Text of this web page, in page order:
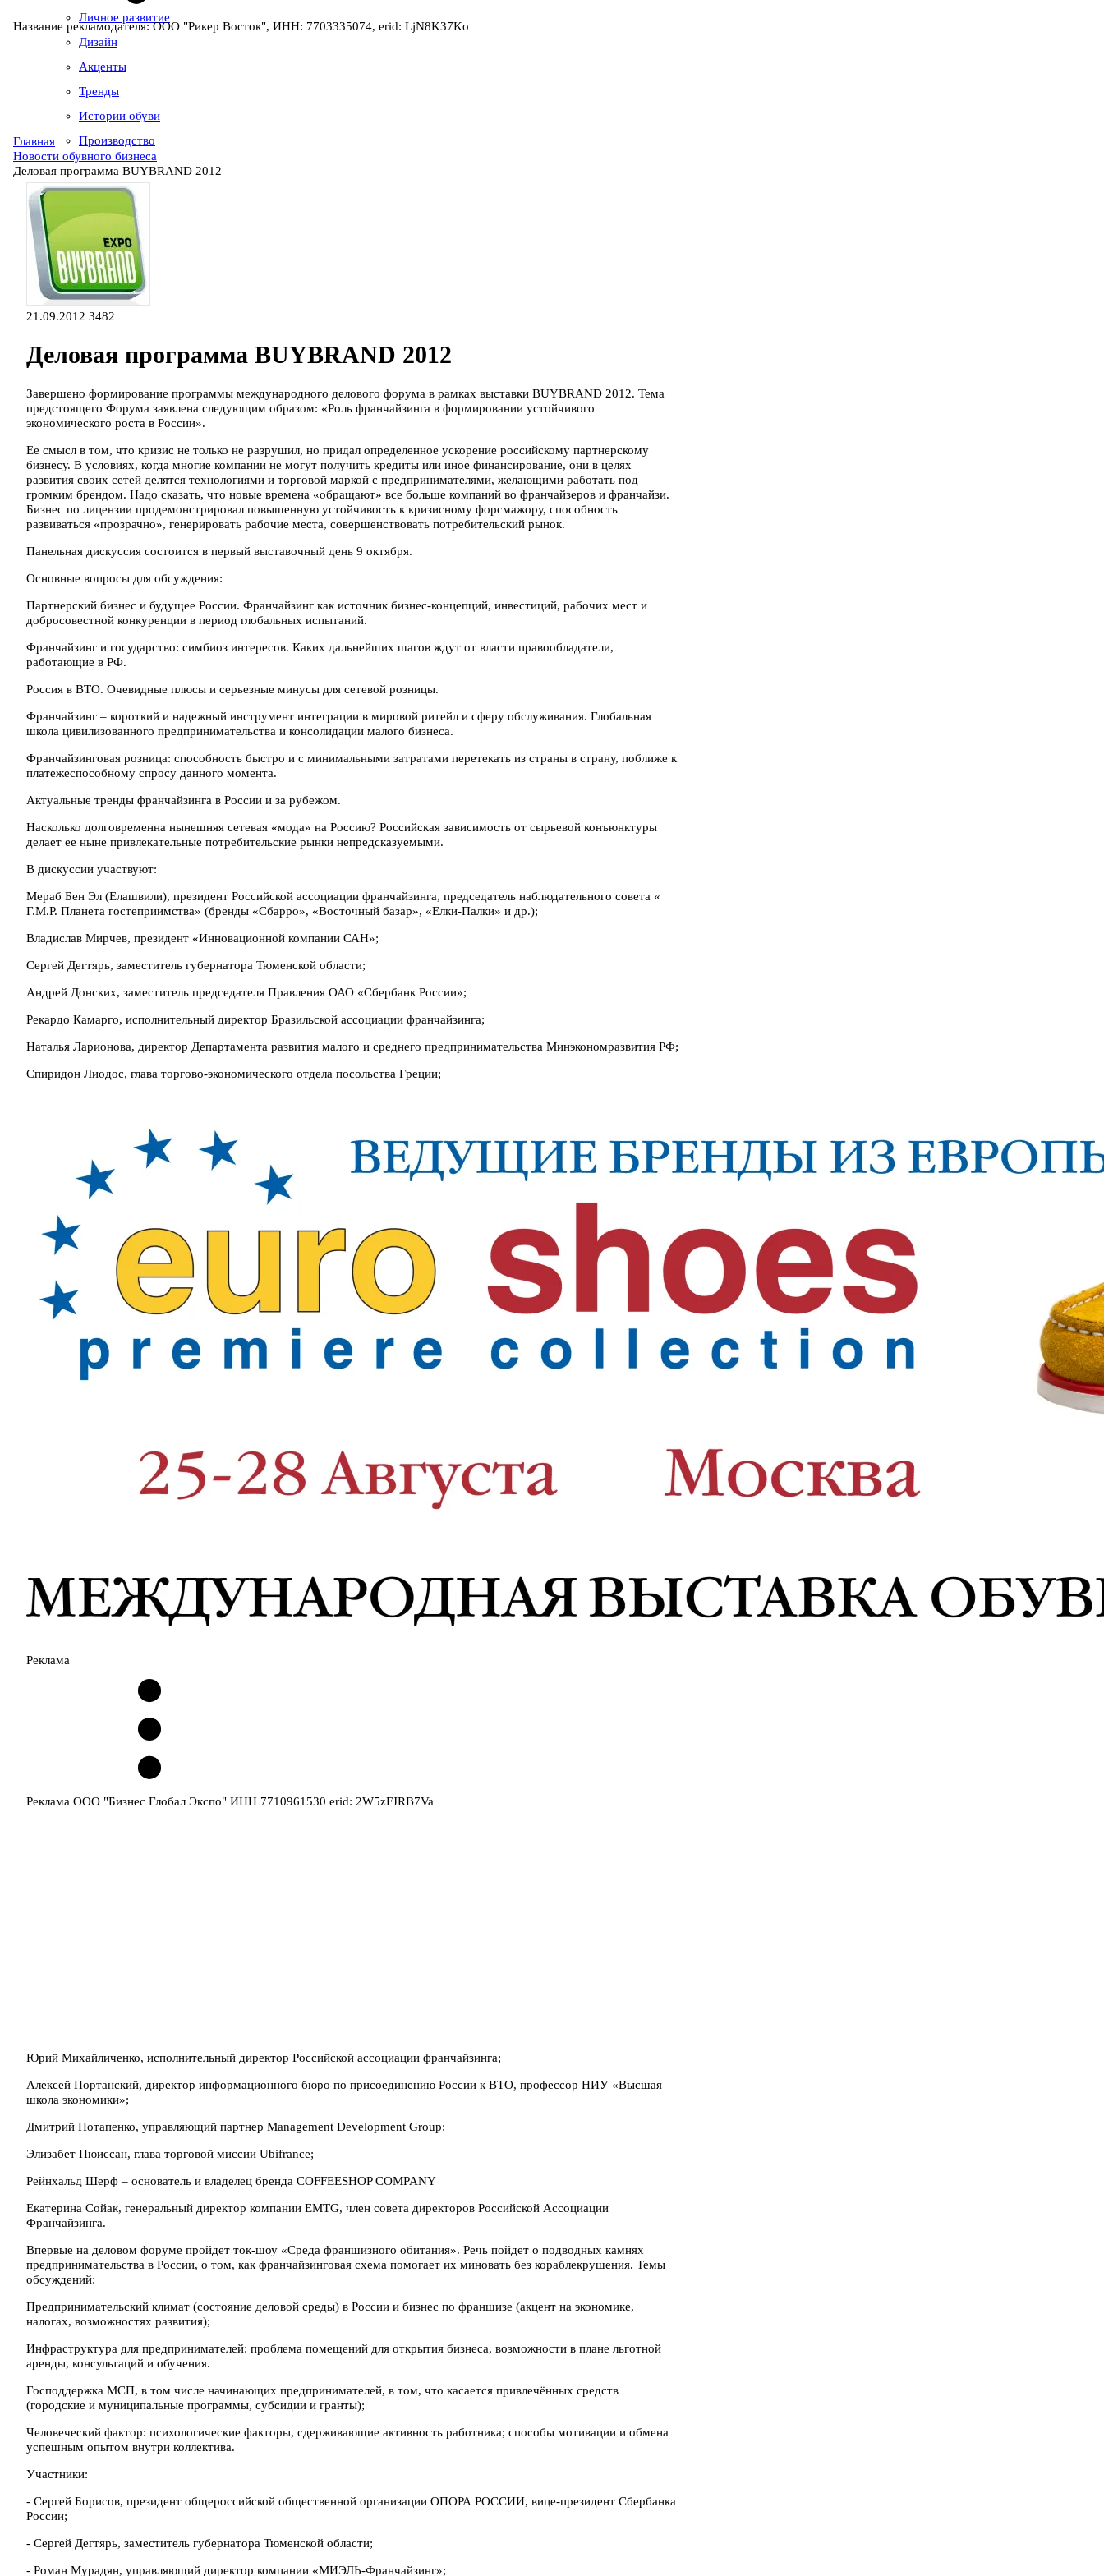
Личное развитие
Дизайн
Акценты
Тренды
Истории обуви
Производство
Название рекламодателя: ООО "Рикер Восток", ИНН: 7703335074, erid: LjN8K37Ko
Главная
Новости обувного бизнеса
Деловая программа BUYBRAND 2012
21.09.2012 3482
Деловая программа BUYBRAND 2012
Завершено формирование программы международного делового форума в рамках выставки BUYBRAND 2012. Тема
предстоящего Форума заявлена следующим образом: «Роль франчайзинга в формировании устойчивого
экономического роста в России».
Ее смысл в том, что кризис не только не разрушил, но придал определенное ускорение российскому партнерскому
бизнесу. В условиях, когда многие компании не могут получить кредиты или иное финансирование, они в целях
развития своих сетей делятся технологиями и торговой маркой с предпринимателями, желающими работать под
громким брендом. Надо сказать, что новые времена «обращают» все больше компаний во франчайзеров и франчайзи.
Бизнес по лицензии продемонстрировал повышенную устойчивость к кризисному форсмажору, способность
развиваться «прозрачно», генерировать рабочие места, совершенствовать потребительский рынок.
Панельная дискуссия состоится в первый выставочный день 9 октября.
Основные вопросы для обсуждения:
Партнерский бизнес и будущее России. Франчайзинг как источник бизнес-концепций, инвестиций, рабочих мест и
добросовестной конкуренции в период глобальных испытаний.
Франчайзинг и государство: симбиоз интересов. Каких дальнейших шагов ждут от власти правообладатели,
работающие в РФ.
Россия в ВТО. Очевидные плюсы и серьезные минусы для сетевой розницы.
Франчайзинг – короткий и надежный инструмент интеграции в мировой ритейл и сферу обслуживания. Глобальная
школа цивилизованного предпринимательства и консолидации малого бизнеса.
Франчайзинговая розница: способность быстро и с минимальными затратами перетекать из страны в страну, поближе к
платежеспособному спросу данного момента.
Актуальные тренды франчайзинга в России и за рубежом.
Насколько долговременна нынешняя сетевая «мода» на Россию? Российская зависимость от сырьевой конъюнктуры
делает ее ныне привлекательные потребительские рынки непредсказуемыми.
В дискуссии участвуют:
Мераб Бен Эл (Елашвили), президент Российской ассоциации франчайзинга, председатель наблюдательного совета «
Г.М.Р. Планета гостеприимства» (бренды «Сбарро», «Восточный базар», «Елки-Палки» и др.);
Владислав Мирчев, президент «Инновационной компании САН»;
Сергей Дегтярь, заместитель губернатора Тюменской области;
Андрей Донских, заместитель председателя Правления ОАО «Сбербанк России»;
Рекардо Камарго, исполнительный директор Бразильской ассоциации франчайзинга;
Наталья Ларионова, директор Департамента развития малого и среднего предпринимательства Минэкономразвития РФ;
Спиридон Лиодос, глава торгово-экономического отдела посольства Греции;
Реклама
Реклама ООО "Бизнес Глобал Экспо" ИНН 7710961530 erid: 2W5zFJRB7Va
Юрий Михайличенко, исполнительный директор Российской ассоциации франчайзинга;
Алексей Портанский, директор информационного бюро по присоединению России к ВТО, профессор НИУ «Высшая
школа экономики»;
Дмитрий Потапенко, управляющий партнер Management Development Group;
Элизабет Пюиссан, глава торговой миссии Ubifrance;
Рейнхальд Шерф – основатель и владелец бренда COFFEESHOP COMPANY
Екатерина Сойак, генеральный директор компании EMTG, член совета директоров Российской Ассоциации
Франчайзинга.
Впервые на деловом форуме пройдет ток-шоу «Среда франшизного обитания». Речь пойдет о подводных камнях
предпринимательства в России, о том, как франчайзинговая схема помогает их миновать без кораблекрушения. Темы
обсуждений:
Предпринимательский климат (состояние деловой среды) в России и бизнес по франшизе (акцент на экономике,
налогах, возможностях развития);
Инфраструктура для предпринимателей: проблема помещений для открытия бизнеса, возможности в плане льготной
аренды, консультаций и обучения.
Господдержка МСП, в том числе начинающих предпринимателей, в том, что касается привлечённых средств
(городские и муниципальные программы, субсидии и гранты);
Человеческий фактор: психологические факторы, сдерживающие активность работника; способы мотивации и обмена
успешным опытом внутри коллектива.
Участники:
- Сергей Борисов, президент общероссийской общественной организации ОПОРА РОССИИ, вице-президент Сбербанка
России;
- Сергей Дегтярь, заместитель губернатора Тюменской области;
- Роман Мурадян, управляющий директор компании «МИЭЛЬ-Франчайзинг»;